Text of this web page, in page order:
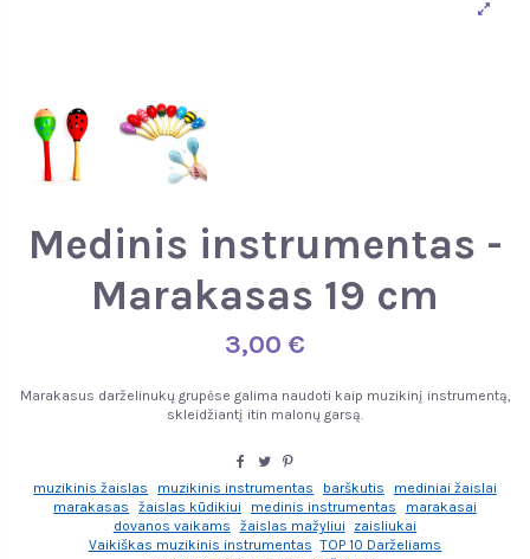
Medinis instrumentas -
Marakasas 19 cm
3,00 €
Marakasus darželinukų grupėse galima naudoti kaip muzikinį instrumentą,
skleidžiantį itin malonų garsą.
muzikinis žaislas muzikinis instrumentas barškutis
mediniai žaislai
marakasas
žaislas kūdikiui medinis instrumentas
marakasai
dovanos vaikams
žaislas mažyliui
zaisliukai
Vaikiškas muzikinis instrumentas TOP 10 Darželiams